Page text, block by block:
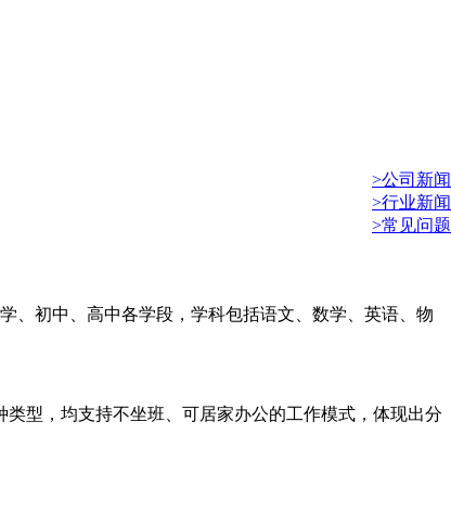
>公司新闻
>行业新闻
>常见问题
、初中、高中各学段，学科包括语文、数学、英语、物
型，均支持不坐班、可居家办公的工作模式，体现出分